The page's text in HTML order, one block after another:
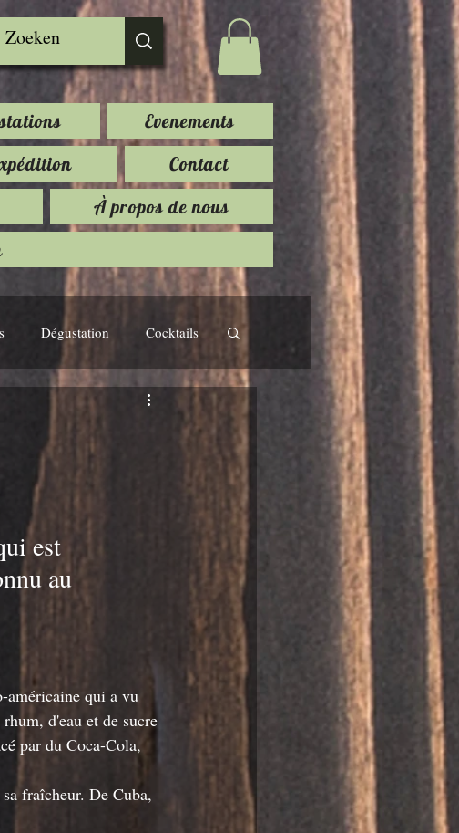
Evenements
Contact
À propos de nous
Dégustation Cocktails
est
au
américaine qui a vu
d'eau et de sucre
par du Coca-Cola,
fraîcheur. De Cuba,